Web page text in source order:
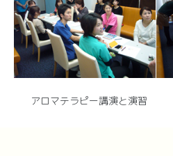
アロマテラピー講演と演習